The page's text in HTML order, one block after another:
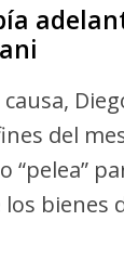
causa,
del
“pelea”
bienes